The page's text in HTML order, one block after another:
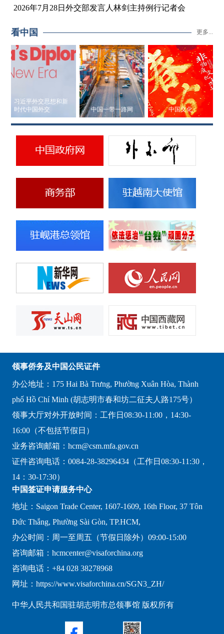
2026年7月28日外交部发言人林剑主持例行记者会
看中国 更多...
习近平外交思想和新
时代中国外交
中国一带一路网 中国文化
领事侨务及中国公民证件
办公地址：175 Hai Bà Trưng, Phường Xuân Hòa, Thành
phố Hồ Chí Minh (胡志明市春和坊二征夫人路175号）
领事大厅对外开放时间：工作日08:30-11:00，14:30-
16:00（不包括节假日）
业务咨询邮箱：hcm@csm.mfa.gov.cn
证件咨询电话：0084-28-38296434（工作日08:30-11:30，
14：30-17:30）
中国签证申请服务中心
地址：Saigon Trade Center, 1607-1609, 16th Floor, 37 Tôn
Đức Thắng, Phường Sài Gòn, TP.HCM,
办公时间：周一至周五（节假日除外）09:00-15:00
咨询邮箱：hcmcenter@visaforchina.org
咨询电话：+84 028 38278968
网址：https://www.visaforchina.cn/SGN3_ZH/
中华人民共和国驻胡志明市总领事馆 版权所有